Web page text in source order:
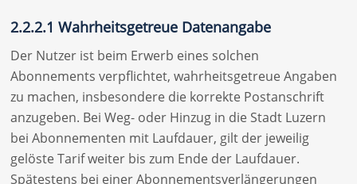
2.2.2.1 Wahrheitsgetreue Datenangabe
Der Nutzer ist beim Erwerb eines solchen
Abonnements verpflichtet, wahrheitsgetreue Angaben
zu machen, insbesondere die korrekte Postanschrift
anzugeben. Bei Weg- oder Hinzug in die Stadt Luzern
bei Abonnementen mit Laufdauer, gilt der jeweilig
gelöste Tarif weiter bis zum Ende der Laufdauer.
Spätestens bei einer Abonnementsverlängerungen